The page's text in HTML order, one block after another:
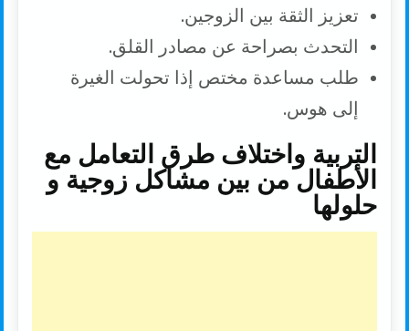
تعزيز الثقة بين الزوجين.
التحدث بصراحة عن مصادر القلق.
طلب مساعدة مختص إذا تحولت الغيرة
إلى هوس.
التربية واختلاف طرق التعامل مع
الأطفال من بين مشاكل زوجية و
حلولها